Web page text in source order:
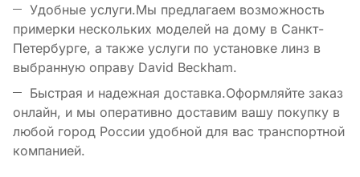
Удобные услуги.Мы предлагаем возможность
примерки нескольких моделей на дому в Санкт-
Петербурге, а также услуги по установке линз в
выбранную оправу David Beckham.
Быстрая и надежная доставка.Оформляйте заказ
онлайн, и мы оперативно доставим вашу покупку в
любой город России удобной для вас транспортной
компанией.